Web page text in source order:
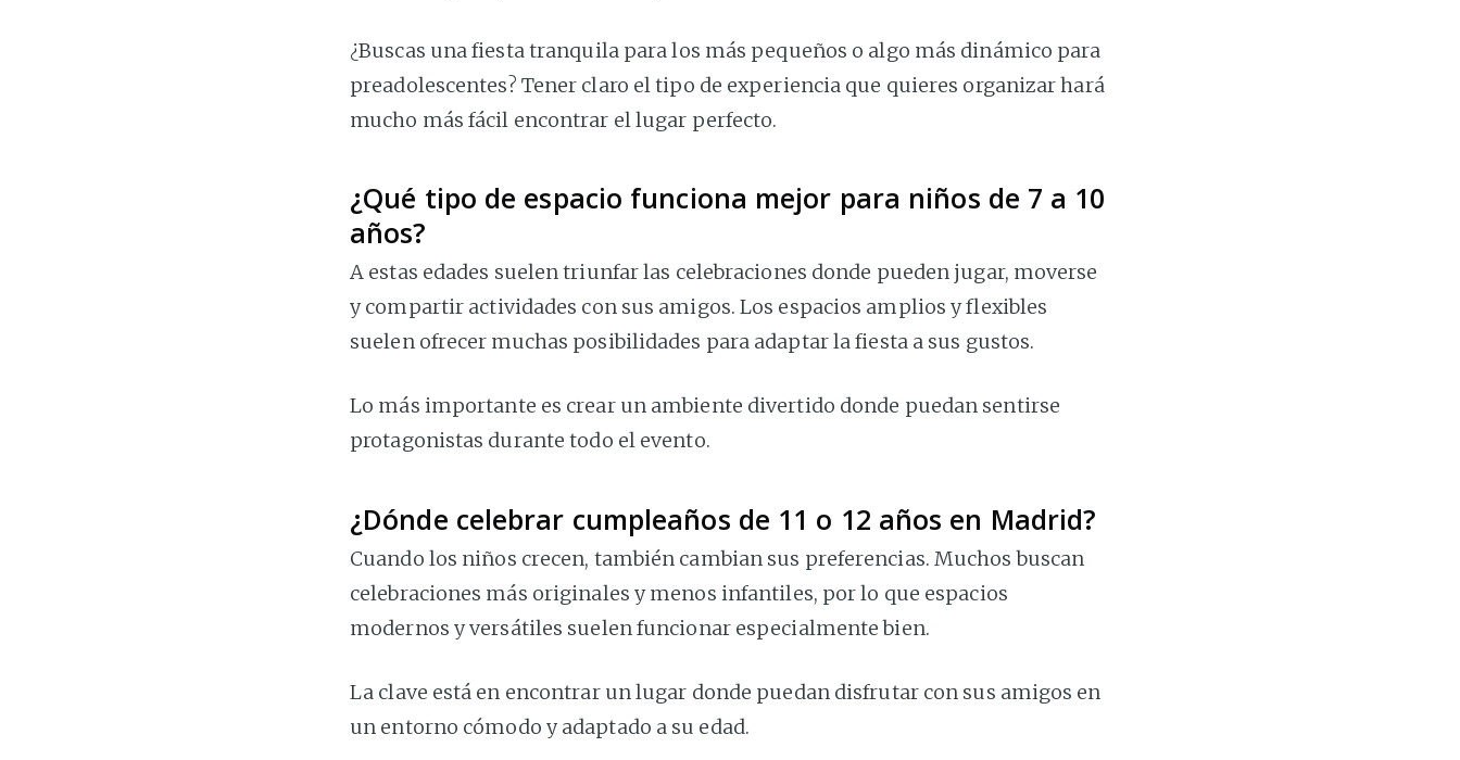
¿Buscas una fiesta tranquila para los más pequeños o algo más dinámico para
preadolescentes? Tener claro el tipo de experiencia que quieres organizar hará
mucho más fácil encontrar el lugar perfecto.
¿Qué tipo de espacio funciona mejor para niños de 7 a 10
años?
A estas edades suelen triunfar las celebraciones donde pueden jugar, moverse
y compartir actividades con sus amigos. Los espacios amplios y flexibles
suelen ofrecer muchas posibilidades para adaptar la fiesta a sus gustos.
Lo más importante es crear un ambiente divertido donde puedan sentirse
protagonistas durante todo el evento.
¿Dónde celebrar cumpleaños de 11 o 12 años en Madrid?
Cuando los niños crecen, también cambian sus preferencias. Muchos buscan
celebraciones más originales y menos infantiles, por lo que espacios
modernos y versátiles suelen funcionar especialmente bien.
La clave está en encontrar un lugar donde puedan disfrutar con sus amigos en
un entorno cómodo y adaptado a su edad.